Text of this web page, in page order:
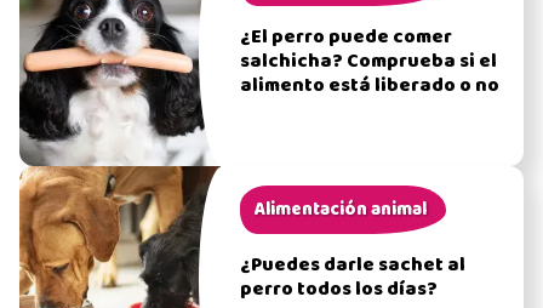
¿El perro puede comer
salchicha? Comprueba si el
alimento está liberado o no
Alimentación animal
¿Puedes darle sachet al
perro todos los días?